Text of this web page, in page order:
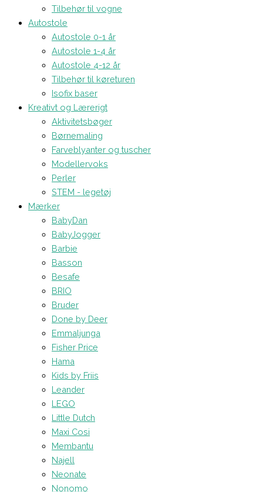
Tilbehør til vogne
Autostole
Autostole 0-1 år
Autostole 1-4 år
Autostole 4-12 år
Tilbehør til køreturen
Isofix baser
Kreativt og Lærerigt
Aktivitetsbøger
Børnemaling
Farveblyanter og tuscher
Modellervoks
Perler
STEM - legetøj
Mærker
BabyDan
BabyJogger
Barbie
Basson
Besafe
BRIO
Bruder
Done by Deer
Emmaljunga
Fisher Price
Hama
Kids by Friis
Leander
LEGO
Little Dutch
Maxi Cosi
Membantu
Najell
Neonate
Nonomo